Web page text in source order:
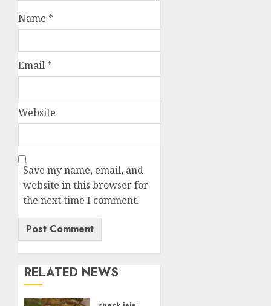
Name *
Email *
Website
Save my name, email, and
website in this browser for
the next time I comment.
RELATED NEWS